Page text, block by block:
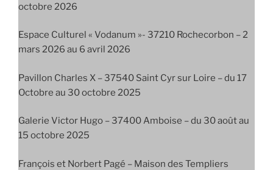
octobre 2026
Espace Culturel « Vodanum »- 37210 Rochecorbon – 2
mars 2026 au 6 avril 2026
Pavillon Charles X – 37540 Saint Cyr sur Loire – du 17
Octobre au 30 octobre 2025
Galerie Victor Hugo – 37400 Amboise – du 30 août au
15 octobre 2025
François et Norbert Pagé – Maison des Templiers